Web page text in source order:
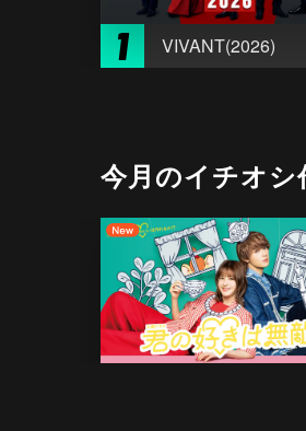
1 VIVANT(2026)
今月のイチオシ